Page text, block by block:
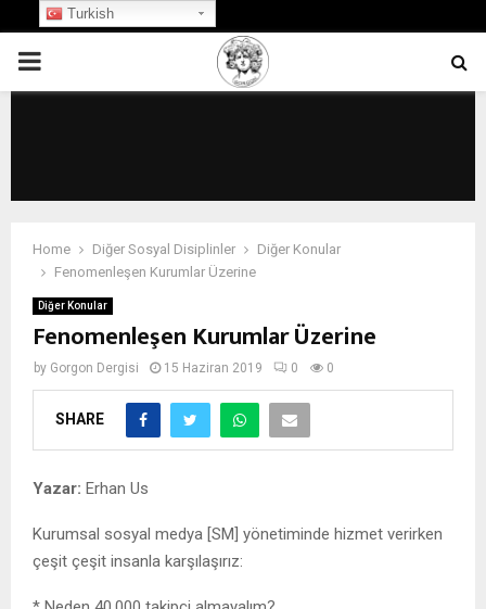
PRIMARY
Home Diğer Sosyal Disiplinler
Diğer Konular
Fenomenleşen Kurumlar Üzerine
Diğer Konular
Fenomenleşen Kurumlar Üzerine
by Gorgon Dergisi 15 Haziran 2019 0 0
SHARE
Yazar: Erhan Us
Kurumsal sosyal medya [SM] yönetiminde hizmet verirken
çeşit çeşit insanla karşılaşırız:
Turkish